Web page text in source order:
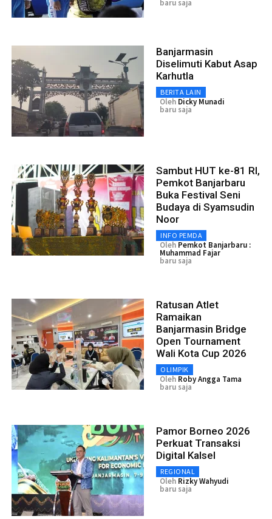
baru saja
Banjarmasin
Diselimuti Kabut Asap
Karhutla
BERITA LAIN
Oleh Dicky Munadi
baru saja
Sambut HUT ke-81 RI,
Pemkot Banjarbaru
Buka Festival Seni
Budaya di Syamsudin
Noor
INFO PEMDA
Oleh Pemkot Banjarbaru :
Muhammad Fajar
baru saja
Ratusan Atlet
Ramaikan
Banjarmasin Bridge
Open Tournament
Wali Kota Cup 2026
OLIMPIK
Oleh Roby Angga Tama
baru saja
Pamor Borneo 2026
Perkuat Transaksi
Digital Kalsel
REGIONAL
Oleh Rizky Wahyudi
baru saja